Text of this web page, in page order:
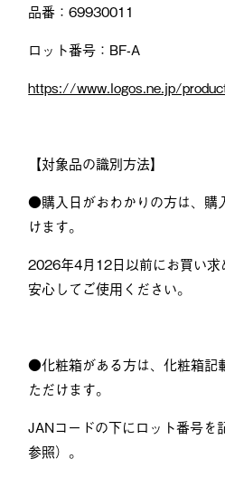
品番：69930011
ロット番号：BF-A
https://www.logos.ne.jp/
【対象品の識別方法】
●購入日がおわかりの方は、購
けます。
2026年4月12日以前にお買い求
安心してご使用ください。
●化粧箱がある方は、化粧箱記
ただけます。
JANコードの下にロット番号を
参照）。